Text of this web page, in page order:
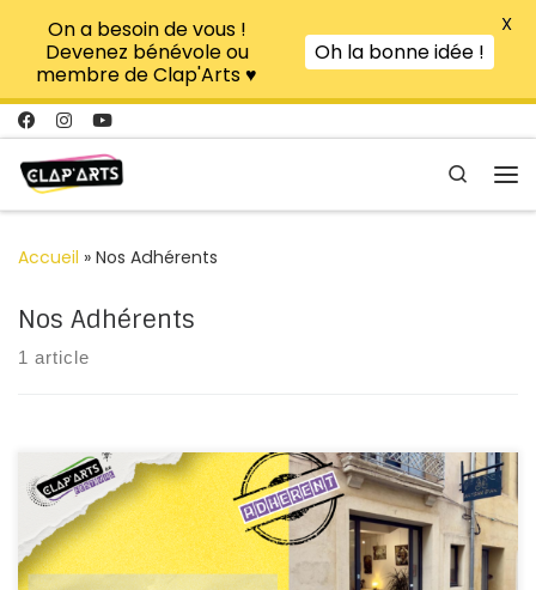
Passer au contenu
Search
Accueil » Nos Adhérents
Nos Adhérents
1 article
Annonce d’adhérent: Location local 48 m² – Atelier
d’artiste / Artisanat d’art – Montpellier Écusson À louer
On a besoin de vous !
Devenez bénévole ou
membre de Clap'Arts ♥
Oh la bonne idée !
X